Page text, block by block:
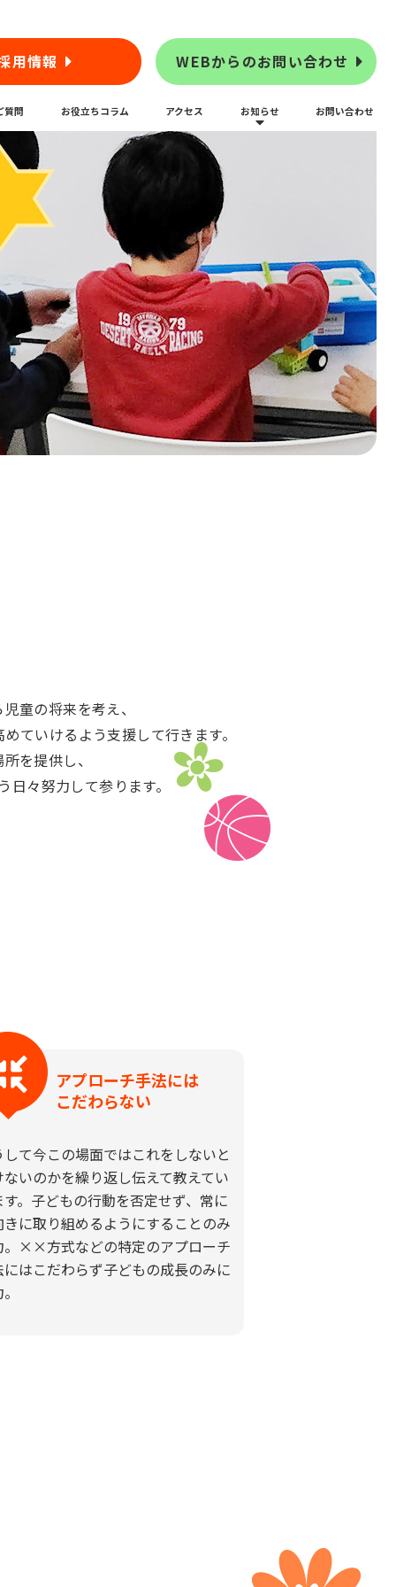
用情報 WEBからのお問い合わせ
質問 お役立ちコラム アクセス お知らせ お問い合わせ
童の将来を考え、
ていけるよう支援して行きます。
を提供し、
々努力して参ります。
アプローチ手法には
こだわらない
て今この場面ではこれをしないと
いのかを繰り返し伝えて教えてい
。子どもの行動を否定せず、常に
に取り組めるようにすることのみ
。××方式などの特定のアプローチ
はこだわらず子どもの成長のみに